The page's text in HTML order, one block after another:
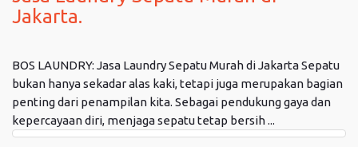
Jakarta.
BOS LAUNDRY: Jasa Laundry Sepatu Murah di Jakarta Sepatu
bukan hanya sekadar alas kaki, tetapi juga merupakan bagian
penting dari penampilan kita. Sebagai pendukung gaya dan
kepercayaan diri, menjaga sepatu tetap bersih ...